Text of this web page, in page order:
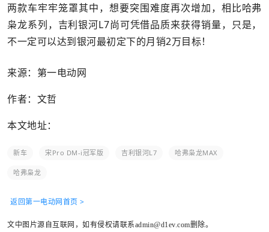
两款车牢牢笼罩其中，想要突围难度再次增加，相比哈弗
枭龙系列，吉利银河L7尚可凭借品质来获得销量，只是，
不一定可以达到银河最初定下的月销2万目标！
来源：第一电动网
作者：文哲
本文地址：
新车 宋Pro DM-i冠军版 吉利银河L7 哈弗枭龙MAX
哈弗枭龙
返回第一电动网首页 >
文中图片源自互联网，如有侵权请联系admin@d1ev.com删除。